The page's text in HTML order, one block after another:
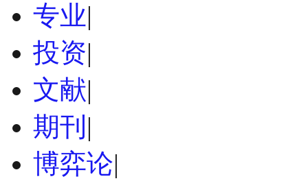
专业|
投资|
文献|
期刊 |
博弈论|